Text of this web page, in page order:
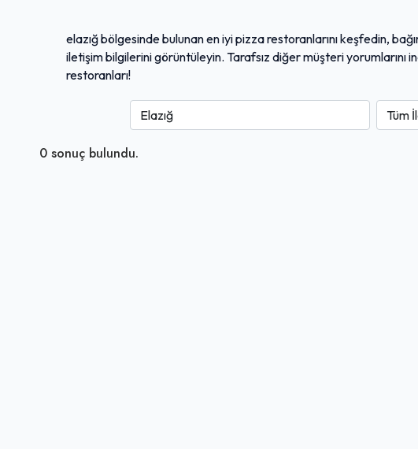
elazığ bölgesinde bulunan en iyi pizza restoranlarını keşfedin,
iletişim bilgilerini görüntüleyin. Tarafsız diğer müşteri yorumlarını
restoranları!
0 sonuç bulundu.